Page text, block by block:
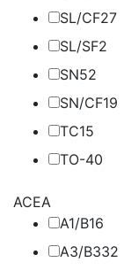
SL/CF27
SL/SF2
SN52
SN/CF19
TC15
TO-40
ACEA
A1/B16
A3/B332